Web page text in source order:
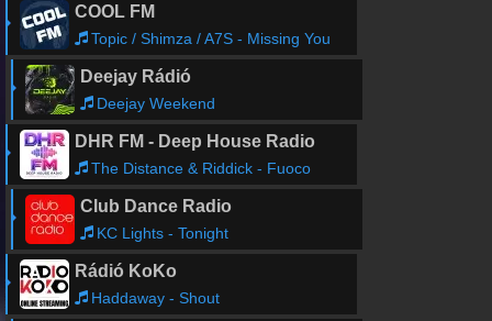
COOL FM
Topic / Shimza / A7S - Missing You
Deejay Rádió
Deejay Weekend
DHR FM - Deep House Radio
The Distance & Riddick - Fuoco
Club Dance Radio
KC Lights - Tonight
Rádió KoKo
Haddaway - Shout